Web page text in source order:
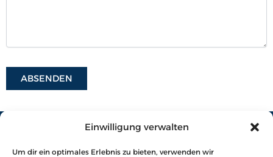
Einwilligung verwalten
Um dir ein optimales Erlebnis zu bieten, verwenden wir